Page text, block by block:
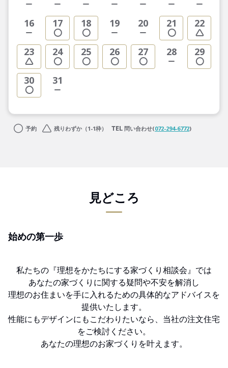
16 17 18 19 20 21 22
23 24 25 26 27 28 29
30 31
予約 残りわずか（1-1枠） 問い合わせ(072-294-6772)
見どころ
始めの第一歩
私たちの『理想をかたちにする家づくり相談会』では
あなたの家づくりに関する疑問や不安を解消し
理想のお住まいを手に入れるための具体的なアドバイスを
提供いたします。
性能にもデザインにもこだわりたいなら、当社の注文住宅
をご検討ください。
あなたの理想のお家づくりを叶えます。